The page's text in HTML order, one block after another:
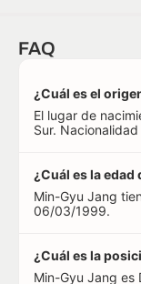
FAQ
¿Cuál es el
El lugar de
Sur.
¿Cuál es la
Min-Gyu Jang
06/03/1999.
¿Cuál es la
Min-Gyu Jang es